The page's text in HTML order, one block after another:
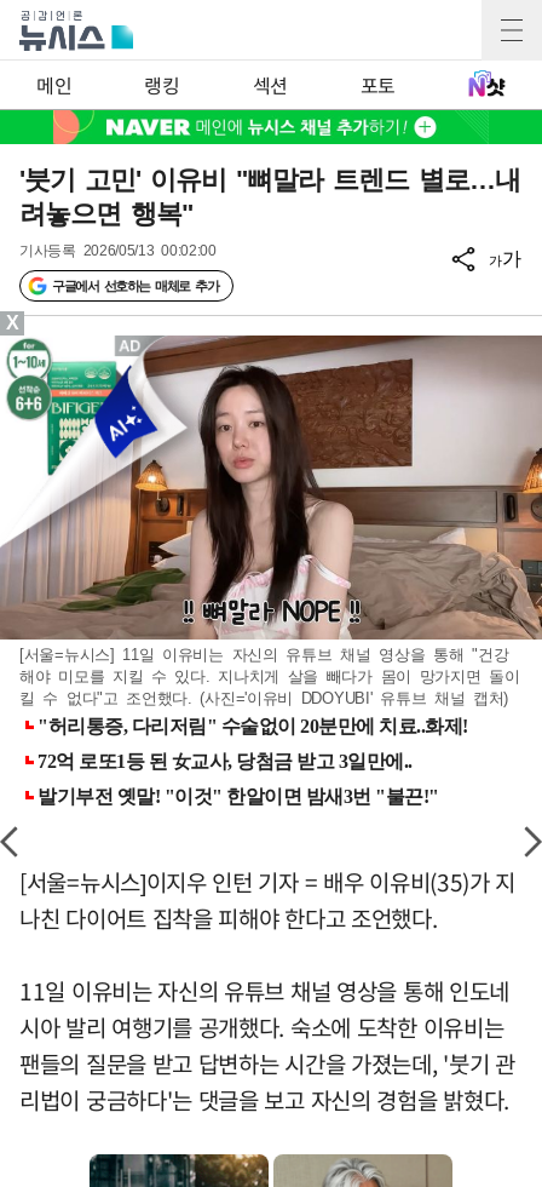
메인 랭킹 섹션 포토
'붓기 고민' 이유비 "뼈말라 트렌드 별로…내
려놓으면 행복"
기사등록 2026/05/13 00:02:00
구글에서 선호하는 매체로 추가
가가
[서울=뉴시스] 11일 이유비는 자신의 유튜브 채널 영상을 통해 "건강
해야 미모를 지킬 수 있다. 지나치게 살을 빼다가 몸이 망가지면 돌이
킬 수 없다"고 조언했다. (사진='이유비 DDOYUBI' 유튜브 채널 캡처)
[서울=뉴시스]이지우 인턴 기자 = 배우 이유비(35)가 지
나친 다이어트 집착을 피해야 한다고 조언했다.
11일 이유비는 자신의 유튜브 채널 영상을 통해 인도네
시아 발리 여행기를 공개했다. 숙소에 도착한 이유비는
팬들의 질문을 받고 답변하는 시간을 가졌는데, '붓기 관
리법이 궁금하다'는 댓글을 보고 자신의 경험을 밝혔다.
X